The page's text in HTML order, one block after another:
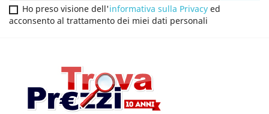
Ho preso visione dell'informativa sulla Privacy ed
acconsento al trattamento dei miei dati personali